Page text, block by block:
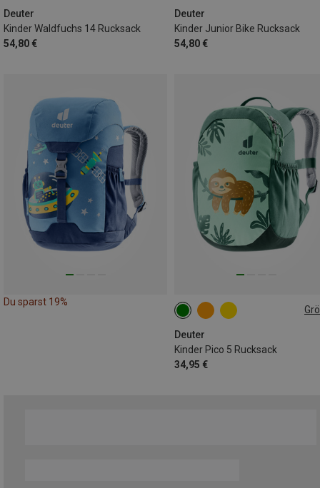
Deuter
Kinder Waldfuchs 14 Rucksack
54,80 €
Deuter
Kinder Junior Bike Rucksack
54,80 €
Du sparst 19%
Deuter
Kinder Pico 5 Rucksack
34,95 €
5L